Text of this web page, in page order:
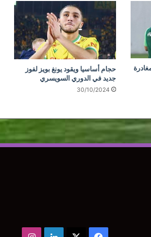
حجام أساسيا ويقود يونغ بويز لفوز
جديد في الدوري السويسري
30/10/2024